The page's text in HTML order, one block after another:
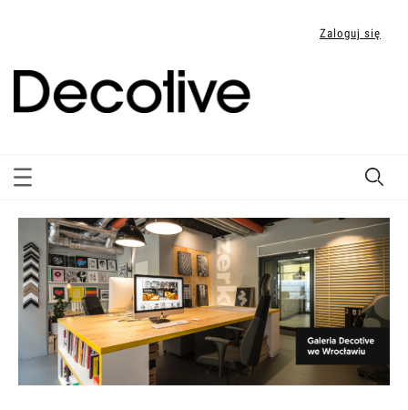
Zaloguj się